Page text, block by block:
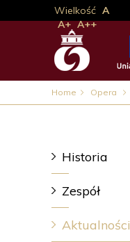
Wielkość A
A+ A++
Home Opera
Historia
Zespół
Aktualności